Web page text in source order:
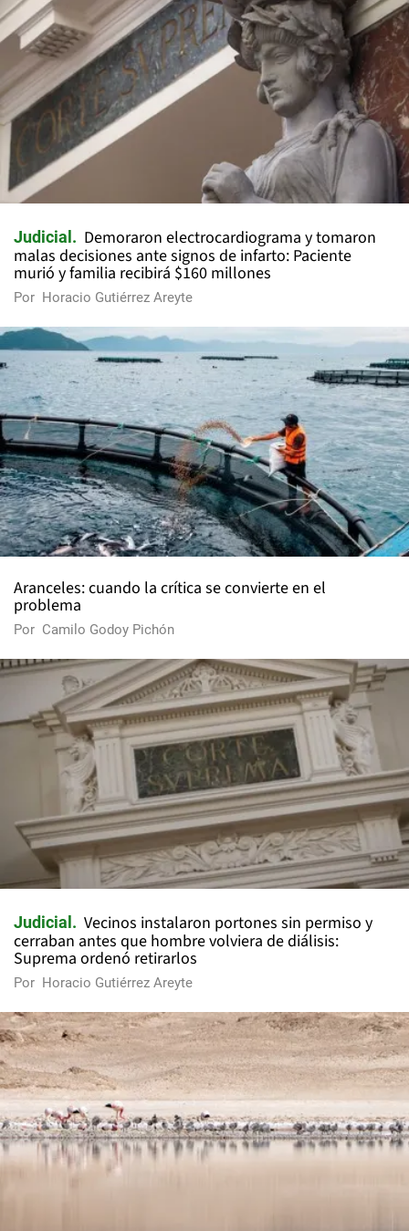
Judicial
Demoraron electrocardiograma y tomaron
malas decisiones ante signos de infarto: Paciente
murió y familia recibirá $160 millones
Por Horacio Gutiérrez Areyte
Aranceles: cuando la crítica se convierte en el
problema
Por Camilo Godoy Pichón
Judicial
Vecinos instalaron portones sin permiso y
cerraban antes que hombre volviera de diálisis:
Suprema ordenó retirarlos
Por Horacio Gutiérrez Areyte